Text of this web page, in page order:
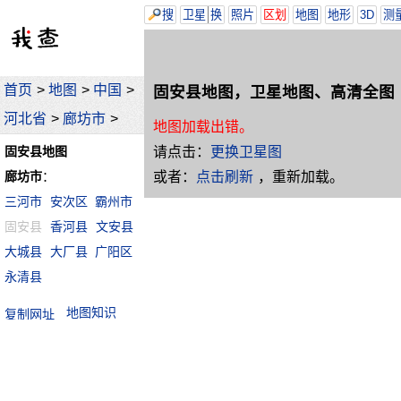
首页 > 地图 > 中国 >
河北省 > 廊坊市 >
固安县地图
廊坊市：
三河市
安次区 霸州市
固安县
香河县 文安县
大城县 大厂县 广阳区
永清县
地图知识
搜 卫星 换 照片 区划 地图 地形 3D 测
固安县地图，卫星地图、高清全图
地图加载出错。
请点击：
更换卫星图
或者：
点击刷新 ，重新加载。